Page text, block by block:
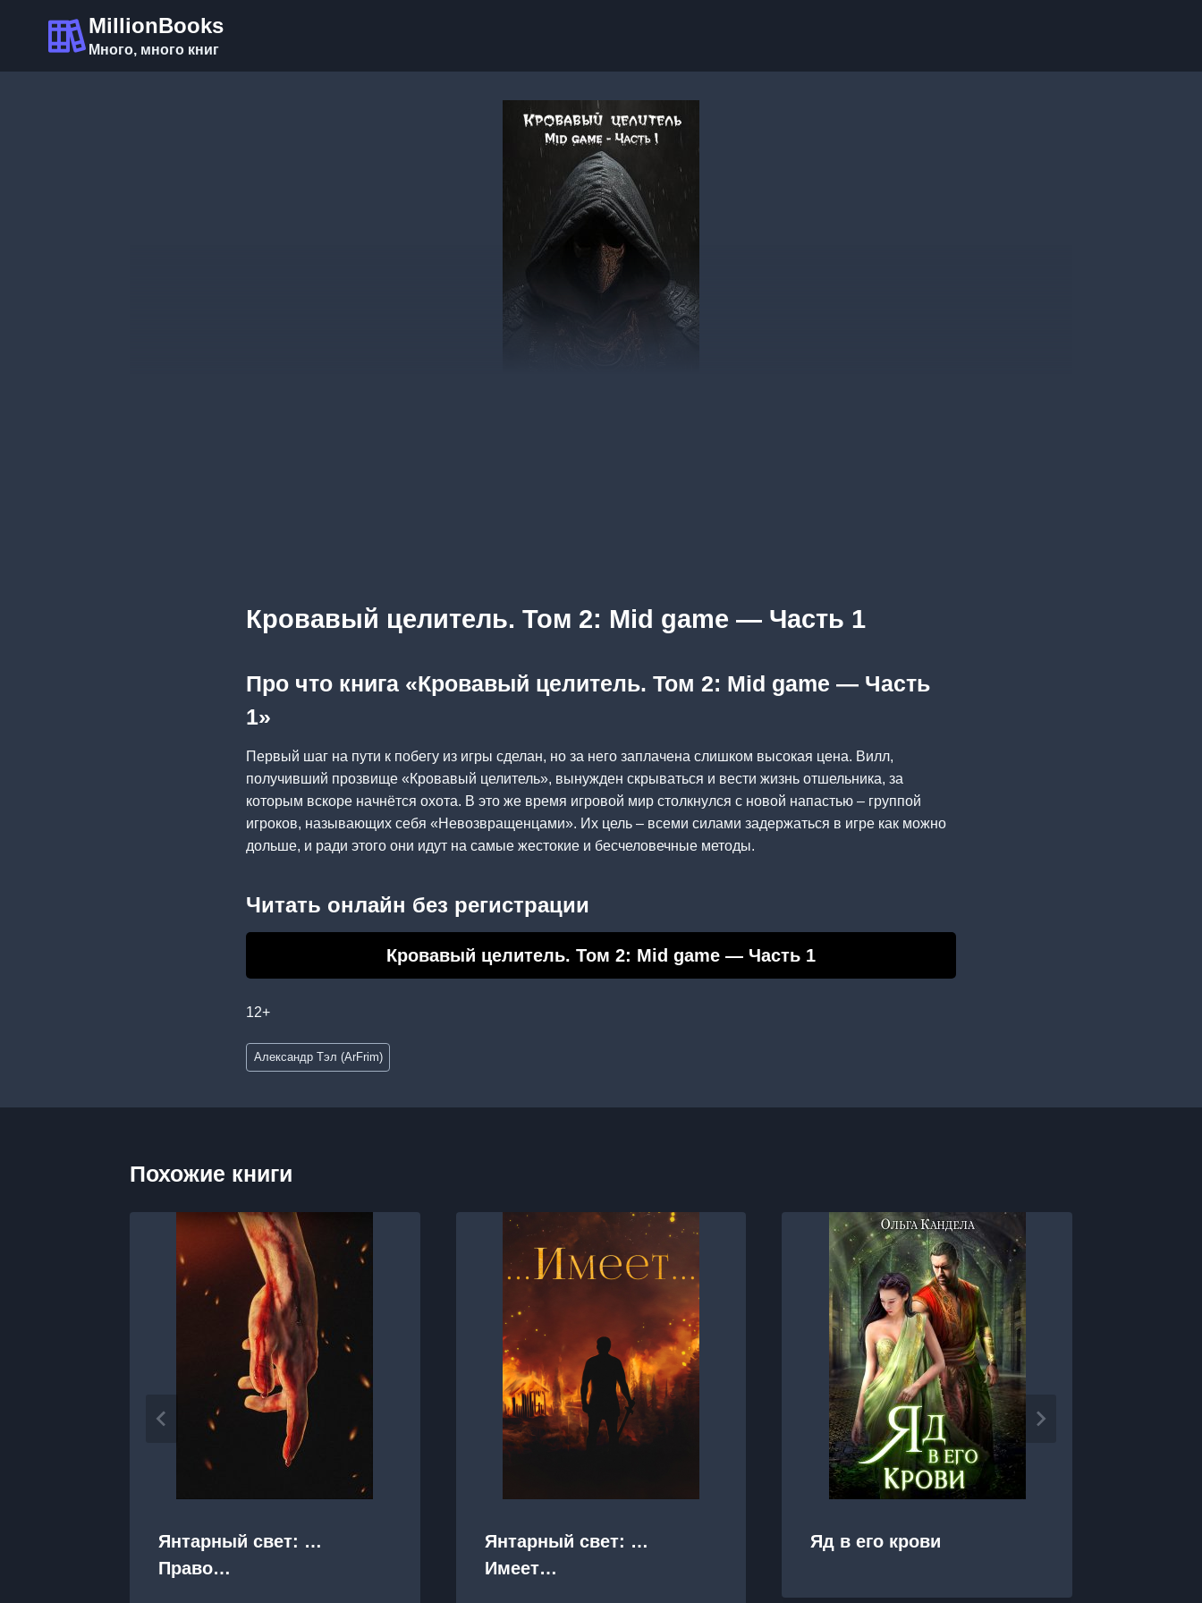
содержимому
MillionBooks
Много, много книг
Кровавый целитель. Том 2: Mid game — Часть 1
Про что книга «Кровавый целитель. Том 2: Mid game — Часть
1»
Первый шаг на пути к побегу из игры сделан, но за него заплачена слишком высокая цена. Вилл,
получивший прозвище «Кровавый целитель», вынужден скрываться и вести жизнь отшельника, за
которым вскоре начнётся охота. В это же время игровой мир столкнулся с новой напастью – группой
игроков, называющих себя «Невозвращенцами». Их цель – всеми силами задержаться в игре как можно
дольше, и ради этого они идут на самые жестокие и бесчеловечные методы.
Читать онлайн без регистрации
Кровавый целитель. Том 2: Mid game — Часть 1
12+
Метки
записи:
Александр Тэл (ArFrim)
Похожие книги
Янтарный свет: …
Право…
Янтарный свет: …
Имеет…
Яд в его крови